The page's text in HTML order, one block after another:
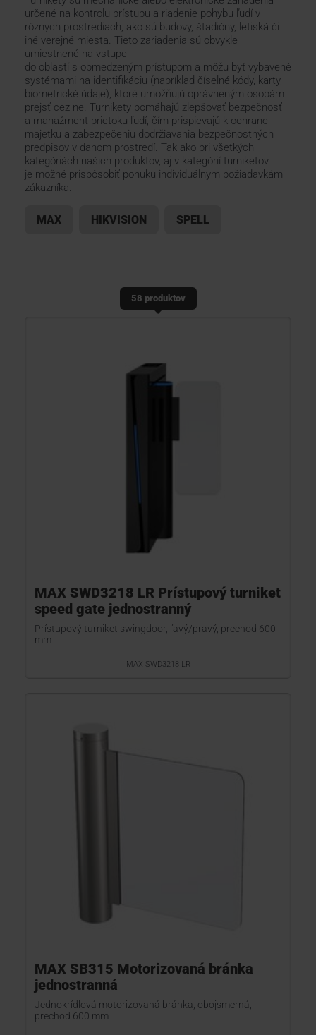
KONTAKTY
určené na kontrolu prístupu a riadenie pohybu ľudí v
rôznych prostrediach, ako sú budovy, štadióny, letiská či
iné verejné miesta. Tieto zariadenia sú obvykle
umiestnené na vstupe
do oblastí s obmedzeným prístupom a môžu byť vybavené
systémami na identifikáciu (napríklad číselné kódy, karty,
biometrické údaje), ktoré umožňujú oprávneným osobám
prejsť cez ne. Turnikety pomáhajú zlepšovať bezpečnosť
a manažment prietoku ľudí, čím prispievajú k ochrane
majetku a zabezpečeniu dodržiavania bezpečnostných
predpisov v danom prostredí. Tak ako pri všetkých
kategóriách našich produktov, aj v kategórií turniketov
je možné prispôsobiť ponuku individuálnym požiadavkám
zákazníka.
MAX HIKVISION SPELL
58 produktov
MAX SWD3218 LR Prístupový turniket
speed gate jednostranný
Prístupový turniket swingdoor, ľavý/pravý, prechod 600
mm
MAX SWD3218 LR
MAX SB315 Motorizovaná bránka
jednostranná
Jednokrídlová motorizovaná bránka, obojsmerná,
prechod 600 mm